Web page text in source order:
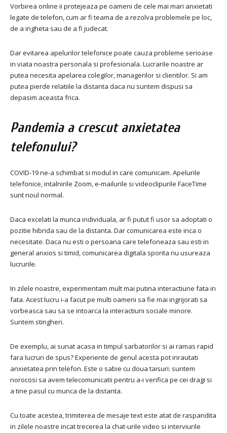
Vorbirea online ii protejeaza pe oameni de cele mai mari anxietati
legate de telefon, cum ar fi teama de a rezolva problemele pe loc,
de a ingheta sau de a fi judecat.
Dar evitarea apelurilor telefonice poate cauza probleme serioase
in viata noastra personala si profesionala. Lucrarile noastre ar
putea necesita apelarea colegilor, managerilor si clientilor. Si am
putea pierde relatiile la distanta daca nu suntem dispusi sa
depasim aceasta frica.
Pandemia a crescut anxietatea
telefonului?
COVID-19 ne-a schimbat si modul in care comunicam. Apelurile
telefonice, intalnirile Zoom, e-mailurile si videoclipurile FaceTime
sunt noul normal.
Daca excelati la munca individuala, ar fi putut fi usor sa adoptati o
pozitie hibrida sau de la distanta. Dar comunicarea este inca o
necesitate. Daca nu esti o persoana care telefoneaza sau esti in
general anxios si timid, comunicarea digitala sporita nu usureaza
lucrurile.
In zilele noastre, experimentam mult mai putina interactiune fata in
fata. Acest lucru i-a facut pe multi oameni sa fie mai ingrijorati sa
vorbeasca sau sa se intoarca la interactiuni sociale minore.
Suntem stingheri.
De exemplu, ai sunat acasa in timpul sarbatorilor si ai ramas rapid
fara lucruri de spus? Experiente de genul acesta pot inrautati
anxietatea prin telefon. Este o sabie cu doua taisuri: suntem
norocosi sa avem telecomunicatii pentru a-i verifica pe cei dragi si
a tine pasul cu munca de la distanta.
Cu toate acestea, trimiterea de mesaje text este atat de raspandita
in zilele noastre incat trecerea la chat-urile video si interviurile